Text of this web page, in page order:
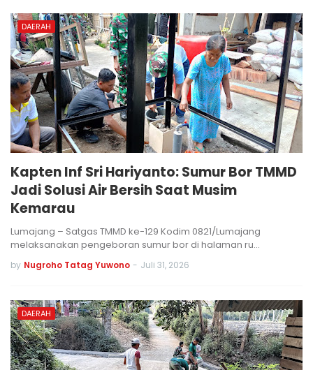
DAERAH
Kapten Inf Sri Hariyanto: Sumur Bor TMMD
Jadi Solusi Air Bersih Saat Musim
Kemarau
Lumajang – Satgas TMMD ke-129 Kodim 0821/Lumajang
melaksanakan pengeboran sumur bor di halaman ru…
by Nugroho Tatag Yuwono - Juli 31, 2026
DAERAH